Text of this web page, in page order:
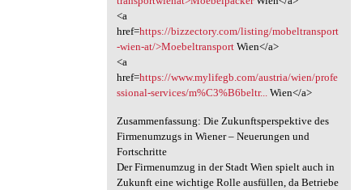
<a
href=https://bizzectory.com/listing/mobeltransport
-wien-at/>MoebeltransportWien</a>
<a
href=https://www.mylifegb.com/austria/wien/profe
ssional-services/m%C3%B6beltr...Wien</a>
Zusammenfassung: Die Zukunftsperspektive des
Firmenumzugs in Wiener – Neuerungen und
Fortschritte
Der Firmenumzug in der Stadt Wien spielt auch in
Zukunft eine wichtige Rolle ausfüllen, da Betriebe